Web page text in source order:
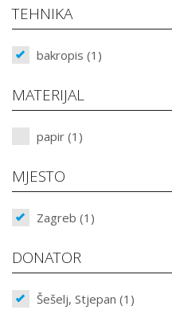
TEHNIKA
bakropis (1)
MATERIJAL
papir (1)
MJESTO
Zagreb (1)
DONATOR
Šešelj, Stjepan (1)